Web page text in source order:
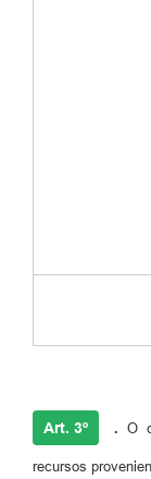
Art. 3º .O
recursos